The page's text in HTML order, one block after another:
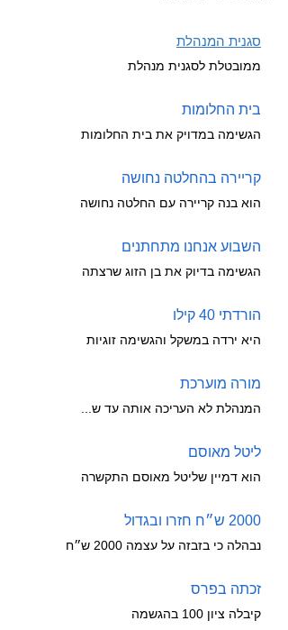
סגנית המנהלת
ממובטלת לסגנית מנהלת
בית החלומות
הגשימה במדויק את בית החלומות
קריירה בהחלטה נחושה
הוא בנה קריירה עם החלטה נחושה
השבוע אנחנו מתחתנים
הגשימה בדיוק את בן הזוג שרצתה
הורדתי 40 קילו
היא ירדה במשקל והגשימה זוגיות
מורה מוערכת
המנהלת לא העריכה אותה עד ש...
ליטל מאוסם
הוא דמיין שליטל מאוסם התקשרה
2000 ש״ח חזרו ובגדול
נבהלה כי בזבזה על עצמה 2000 ש״ח
זכתה בפרס
קיבלה ציון 100 בהגשמה